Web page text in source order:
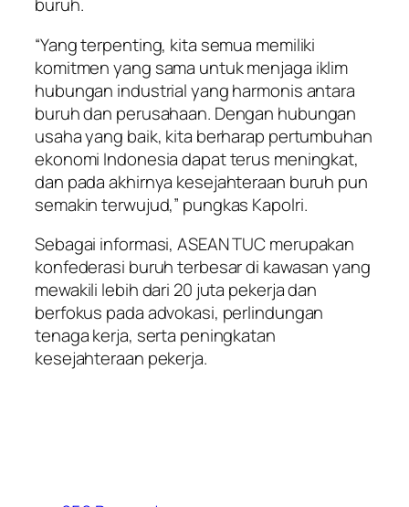
“Yang terpenting, kita semua memiliki
komitmen yang sama untuk menjaga iklim
hubungan industrial yang harmonis antara
buruh dan perusahaan. Dengan hubungan
usaha yang baik, kita berharap pertumbuhan
ekonomi Indonesia dapat terus meningkat,
dan pada akhirnya kesejahteraan buruh pun
semakin terwujud,” pungkas Kapolri.
Sebagai informasi, ASEAN TUC merupakan
konfederasi buruh terbesar di kawasan yang
mewakili lebih dari 20 juta pekerja dan
berfokus pada advokasi, perlindungan
tenaga kerja, serta peningkatan
kesejahteraan pekerja.